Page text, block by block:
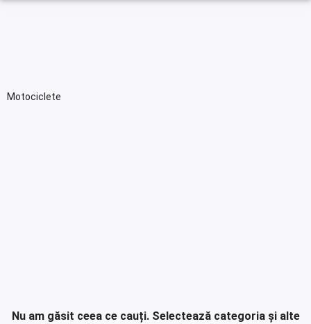
Motociclete
Nu am găsit ceea ce cauți. Selectează categoria și alte